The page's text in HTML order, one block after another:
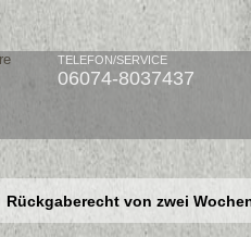
TELEFON/SERVICE
06074-8037437
Rückgaberecht von zwei
Rückgaberecht von zwei
Rückgaberecht von zwei